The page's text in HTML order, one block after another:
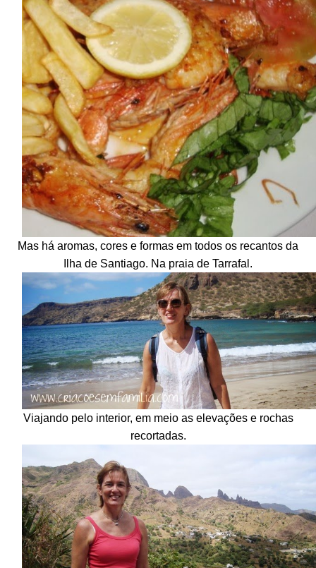
Mas há aromas, cores e formas em todos os recantos da
Ilha de Santiago. Na praia de Tarrafal.
Viajando pelo interior, em meio as elevações e rochas
recortadas.